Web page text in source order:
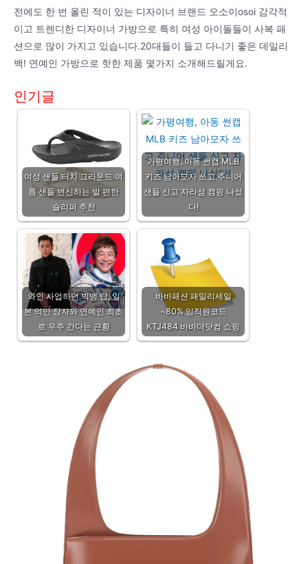
전에도 한 번 올린 적이 있는 디자이너 브랜드 오소이osoi 감각적
이고 트렌디한 디자이너 가방으로 특히 여성 아이돌들이 사복 패
션으로 많이 가지고 있습니다.20대들이 들고 다니기 좋은 데일리
백! 연예인 가방으로 핫한 제품 몇가지 소개해드릴게요.
인기글
여성 샌들 터치 그라운드 여
름 샌들 변신하는 발 편한
슬리퍼 추천
가평여행, 아동 썬캡 MLB
키즈 남아모자 쓰고 주니어
샌들 신고 자라섬 캠핑 나섰
다!
와인 사업하던 빅뱅 탑, 일
본 억만 장자와 연예인 최초
로 우주 간다는 근황
바바패션 패밀리세일
~80% 임직원코드
KTJ484 바바더닷컴 쇼핑